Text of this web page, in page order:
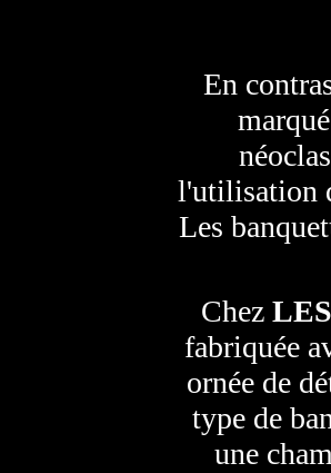
En
l'utilisation
Les
Chez
fabriquée
ornée de
type de
une